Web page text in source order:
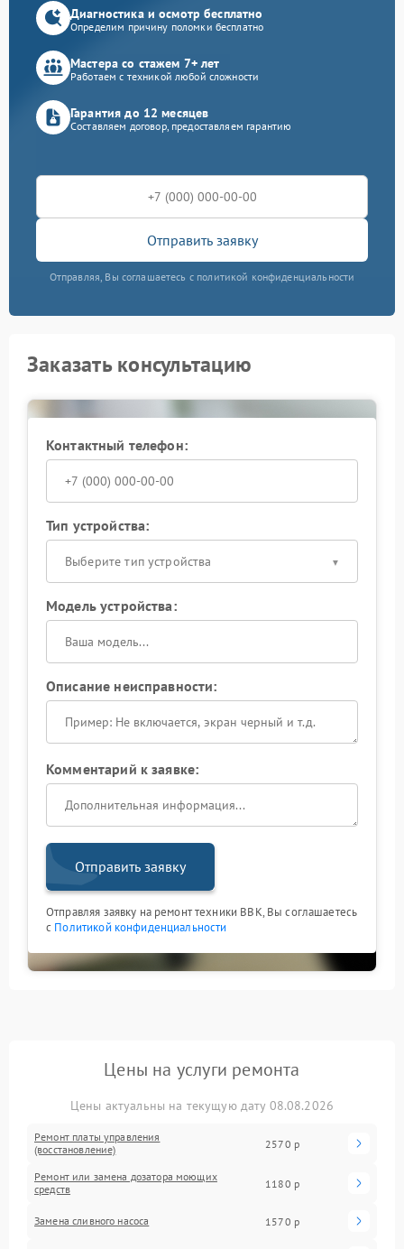
Диагностика и осмотр бесплатно
Определим причину поломки бесплатно
Мастера со стажем 7+ лет
Работаем с техникой любой сложности
Гарантия до 12 месяцев
Составляем договор, предоставляем гарантию
Отправить заявку
Отправляя, Вы соглашаетесь с политикой конфиденциальности
Заказать консультацию
Контактный телефон:
Тип устройства:
Выберите тип устройства
Модель устройства:
Описание неисправности:
Комментарий к заявке:
Отправить заявку
Отправляя заявку на ремонт техники BBK, Вы соглашаетесь
с Политикой конфиденциальности
Цены на услуги ремонта
Цены актуальны на текущую дату 08.08.2026
Ремонт платы управления
(восстановление)
2570 р
Ремонт или замена дозатора моющих
средств
1180 р
Замена сливного насоса 1570 р